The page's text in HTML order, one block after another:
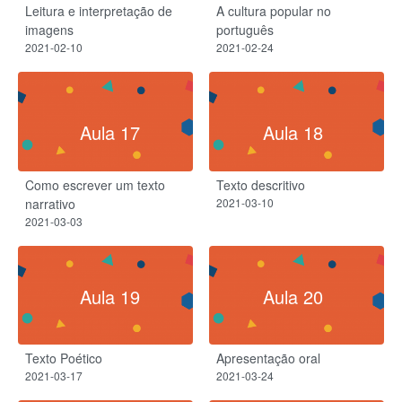
Leitura e interpretação de
imagens
2021-02-10
A cultura popular no
português
2021-02-24
Aula 17
Como escrever um texto
narrativo
2021-03-03
Aula 18
Texto descritivo
2021-03-10
Aula 19
Texto Poético
2021-03-17
Aula 20
Apresentação oral
2021-03-24